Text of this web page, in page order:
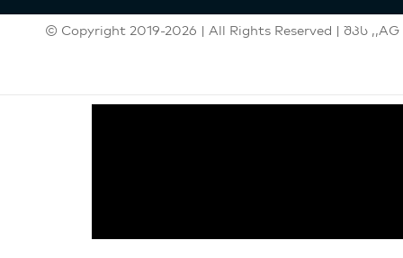
© Copyright 2019-2026 | All Rights Reserved | შპს